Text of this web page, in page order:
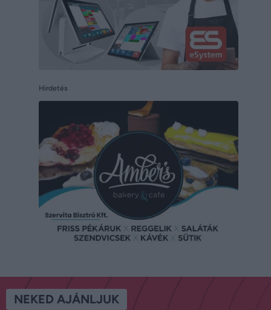
Hirdetés
NEKED AJÁNLJUK